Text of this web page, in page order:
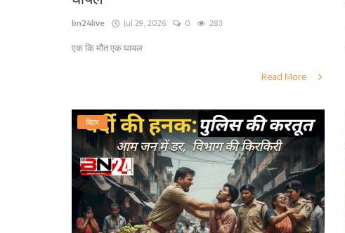
bn24live Jul 29, 2026 0 283
एक कि मौत एक घायल
Read More
बिहार